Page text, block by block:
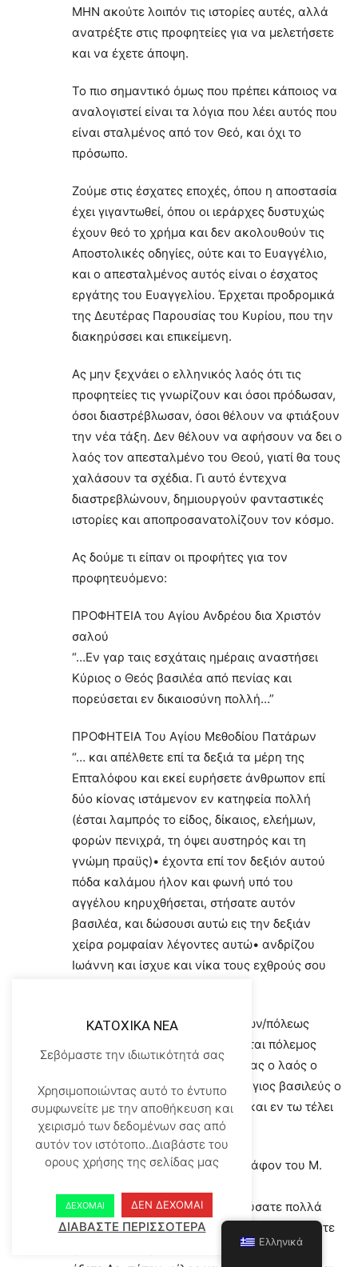
ΜΗΝ ακούτε λοιπόν τις ιστορίες αυτές, αλλά
ανατρέξτε στις προφητείες για να μελετήσετε
και να έχετε άποψη.
Το πιο σημαντικό όμως που πρέπει κάποιος να
αναλογιστεί είναι τα λόγια που λέει αυτός που
είναι σταλμένος από τον Θεό, και όχι το
πρόσωπο.
Ζούμε στις έσχατες εποχές, όπου η αποστασία
έχει γιγαντωθεί, όπου οι ιεράρχες δυστυχώς
έχουν θεό το χρήμα και δεν ακολουθούν τις
Αποστολικές οδηγίες, ούτε και το Ευαγγέλιο,
και ο απεσταλμένος αυτός είναι ο έσχατος
εργάτης του Ευαγγελίου. Έρχεται προδρομικά
της Δευτέρας Παρουσίας του Κυρίου, που την
διακηρύσσει και επικείμενη.
Ας μην ξεχνάει ο ελληνικός λαός ότι τις
προφητείες τις γνωρίζουν και όσοι πρόδωσαν,
όσοι διαστρέβλωσαν, όσοι θέλουν να φτιάξουν
την νέα τάξη. Δεν θέλουν να αφήσουν να δει ο
λαός τον απεσταλμένο του Θεού, γιατί θα τους
χαλάσουν τα σχέδια. Γι αυτό έντεχνα
διαστρεβλώνουν, δημιουργούν φανταστικές
ιστορίες και αποπροσανατολίζουν τον κόσμο.
Ας δούμε τι είπαν οι προφήτες για τον
προφητευόμενο:
ΠΡΟΦΗΤΕΙΑ του Αγίου Ανδρέου δια Χριστόν
σαλού
“…Εν γαρ ταις εσχάταις ημέραις αναστήσει
Κύριος ο Θεός βασιλέα από πενίας και
πορεύσεται εν δικαιοσύνη πολλή…”
ΠΡΟΦΗΤΕΙΑ Του Αγίου Μεθοδίου Πατάρων
“… και απέλθετε επί τα δεξιά τα μέρη της
Επταλόφου και εκεί ευρήσετε άνθρωπον επί
δύο κίονας ιστάμενον εν κατηφεία πολλή
(έσται λαμπρός το είδος, δίκαιος, ελεήμων,
φορών πενιχρά, τη όψει αυστηρός και τη
γνώμη πραϋς)• έχοντα επί τον δεξιόν αυτού
πόδα καλάμου ήλον και φωνή υπό του
αγγέλου κηρυχθήσεται, στήσατε αυτόν
βασιλέα, και δώσουσι αυτώ εις την δεξιάν
χείρα ρομφαίαν λέγοντες αυτώ• ανδρίζου
Ιωάννη και ίσχυε και νίκα τους εχθρούς σου
ΠΡΟΦΗΤΕΙΑ Αγίου Ταρασίου Κων/πόλεως
“…Τούτου γενομένου εγερθήσεται πόλεμος
εμφύλιος, και απολεσθήσεται πας ο λαός ο
άπιστος. Και τότε εξυπνήσει ο άγιος βασιλεύς ο
εν αρχή του ονόματος αυτού Ι και εν τω τέλει
Σ”
ΠΡΟΦΗΤΕΙΑ Επιγραφή εις τον τάφον του Μ.
“…στήτε στήτε μετά φόβου σπεύσατε πολλά
σπουδαίως εις τα δεξιά τα μέρη άνδρα εύρητε
γενναίον θαυμαστόν και ρωμαλέον, τούτον
KATOXIKA NEA
Σεβόμαστε την ιδιωτικότητά σας
Χρησιμοποιώντας αυτό το έντυπο
συμφωνείτε με την αποθήκευση και
χειρισμό των δεδομένων σας από
αυτόν τον ιστότοπο..Διαβάστε του
ορους χρήσης της σελίδας μας
ΔΕΧΟΜΑΙ ΔΕΝ ΔΕΧΟΜΑΙ
ΔΙΑΒΑΣΤΕ ΠΕΡΙΣΣΟΤΕΡΑ
Ελληνικά